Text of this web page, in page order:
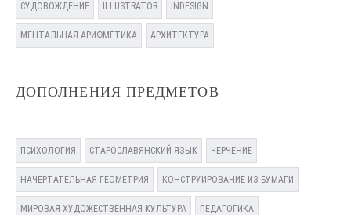
СУДОВОЖДЕНИЕ ILLUSTRATOR INDESIGN
МЕНТАЛЬНАЯ АРИФМЕТИКА АРХИТЕКТУРА
ДОПОЛНЕНИЯ ПРЕДМЕТОВ
ПСИХОЛОГИЯ СТАРОСЛАВЯНСКИЙ ЯЗЫК ЧЕРЧЕНИЕ
НАЧЕРТАТЕЛЬНАЯ ГЕОМЕТРИЯ КОНСТРУИРОВАНИЕ ИЗ БУМАГИ
МИРОВАЯ ХУДОЖЕСТВЕННАЯ КУЛЬТУРА ПЕДАГОГИКА